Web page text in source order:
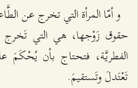
و أمّا المرأة التي تخرج عن
حقوق زَوْجها، هي التي
الفطريَّة، فتحتاج بأن يُحْكَمَ
تَعْتَدلَ وتَستقيمَ.